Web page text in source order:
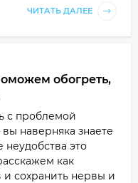
ЧИТАТЬ ДАЛЕЕ
обогреть,
с проблемой
наверняка знаете
неудобства это
как
и сохранить нервы и